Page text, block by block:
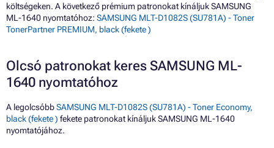
költségeken. A következő prémium patronokat kínáljuk SAMSUNG
ML-1640 nyomtatóhoz: SAMSUNG MLT-D1082S (SU781A) - Toner
TonerPartner PREMIUM, black (fekete )
Olcsó patronokat keres SAMSUNG ML-
1640 nyomtatóhoz
A legolcsóbbSAMSUNG MLT-D1082S (SU781A) - Toner Economy,
black (fekete ) fekete patronokat kínáljuk SAMSUNG ML-1640
nyomtatójához.